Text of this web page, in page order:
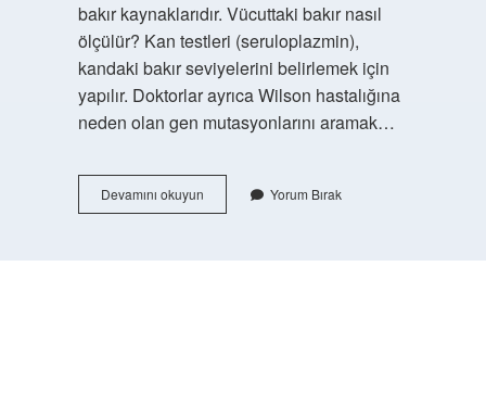
bakır kaynaklarıdır. Vücuttaki bakır nasıl
ölçülür? Kan testleri (seruloplazmin),
kandaki bakır seviyelerini belirlemek için
yapılır. Doktorlar ayrıca Wilson hastalığına
neden olan gen mutasyonlarını aramak…
Devamını okuyunFazla
Bakır
Yorum Bırak